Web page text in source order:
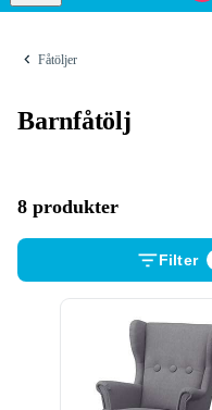
Fåtöljer
Barnfåtölj
8 produkter
Filter